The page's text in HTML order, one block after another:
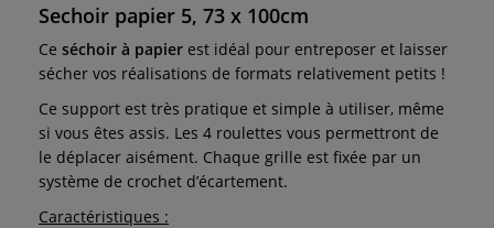
Sechoir papier 5, 73 x 100cm
Ce séchoir à papier est idéal pour entreposer et laisser
sécher vos réalisations de formats relativement petits !
Ce support est très pratique et simple à utiliser, même
si vous êtes assis. Les 4 roulettes vous permettront de
le déplacer aisément. Chaque grille est fixée par un
système de crochet d’écartement.
Caractéristiques :